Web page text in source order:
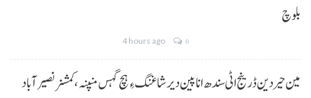
بلوچ
4 hours ago 0
مین حیردین ڈرینج اٹی سندھ انا پین دیر شاغنگ ءِ ہچ گہس منپنہ،کمشنر نصیرآباد